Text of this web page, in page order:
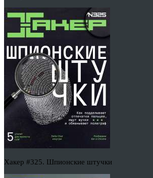
Хакер #325. Шпионские штучки